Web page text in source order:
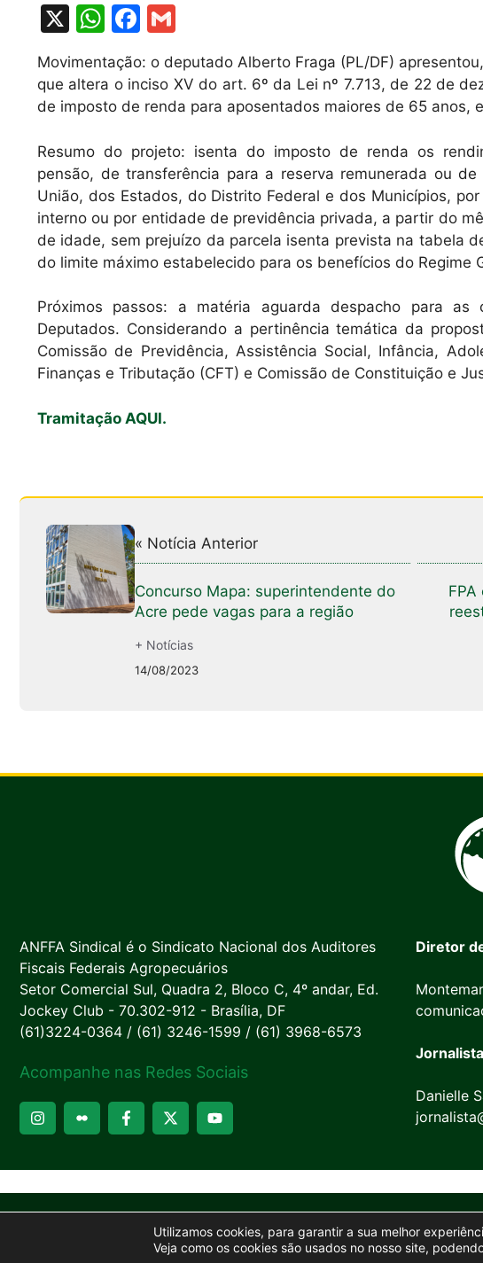
X
W
at
s
p
p
F
c
e
o
o
k
ai
l
Movimentação: o deputado Alberto Fraga (PL/DF)
que altera o inciso XV do art. 6º da Lei nº 7.713, de 22 de
de imposto de renda para aposentados maiores de 65 anos,
Resumo do projeto: isenta do imposto de renda os
pensão, de transferência para a reserva remunerada ou
União, dos Estados, do Distrito Federal e dos Municípios,
interno ou por entidade de previdência privada, a partir do
de idade, sem prejuízo da parcela isenta prevista na tabela
do limite máximo estabelecido para os benefícios do Regime
Próximos passos: a matéria aguarda despacho para as
Deputados. Considerando a pertinência temática da
Comissão de Previdência, Assistência Social, Infância,
Finanças e Tributação (CFT) e Comissão de Constituição e
Tramitação AQUI.
« Notícia Anterior
Concurso Mapa: superintendente do
Acre pede vagas para a região
+ Notícias
14/08/2023
ANFFA Sindical é o Sindicato Nacional dos Auditores
Fiscais Federais Agropecuários
Setor Comercial Sul, Quadra 2, Bloco C, 4º andar, Ed.
Jockey Club - 70.302-912 - Brasília, DF
(61)3224-0364 / (61) 3246-1599 / (61) 3968-6573
Acompanhe nas Redes Sociais
Diretor
Danielle
Utilizamos cookies, para garantir a sua melhor
Veja como os cookies são usados no nosso site,